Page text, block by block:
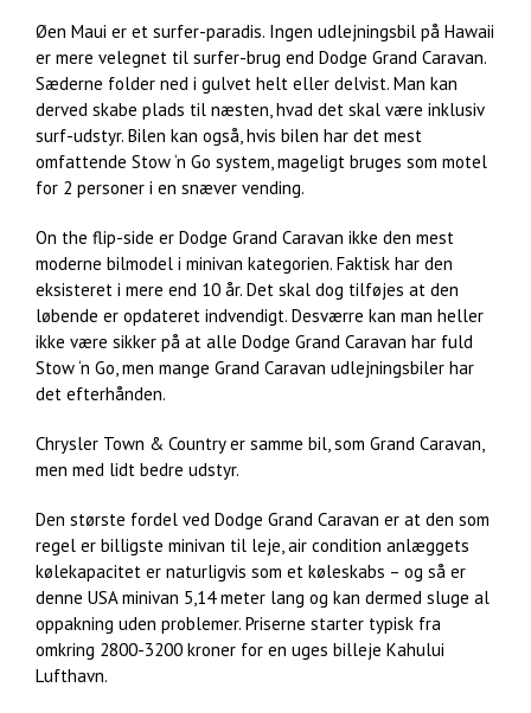
Øen Maui er et surfer-paradis. Ingen udlejningsbil på Hawaii
er mere velegnet til surfer-brug end Dodge Grand Caravan.
Sæderne folder ned i gulvet helt eller delvist. Man kan
derved skabe plads til næsten, hvad det skal være inklusiv
surf-udstyr. Bilen kan også, hvis bilen har det mest
omfattende Stow ‘n Go system, mageligt bruges som motel
for 2 personer i en snæver vending.
On the flip-side er Dodge Grand Caravan ikke den mest
moderne bilmodel i minivan kategorien. Faktisk har den
eksisteret i mere end 10 år. Det skal dog tilføjes at den
løbende er opdateret indvendigt. Desværre kan man heller
ikke være sikker på at alle Dodge Grand Caravan har fuld
Stow ‘n Go, men mange Grand Caravan udlejningsbiler har
det efterhånden.
Chrysler Town & Country er samme bil, som Grand Caravan,
men med lidt bedre udstyr.
Den største fordel ved Dodge Grand Caravan er at den som
regel er billigste minivan til leje, air condition anlæggets
kølekapacitet er naturligvis som et køleskabs – og så er
denne USA minivan 5,14 meter lang og kan dermed sluge al
oppakning uden problemer. Priserne starter typisk fra
omkring 2800-3200 kroner for en uges billeje Kahului
Lufthavn.